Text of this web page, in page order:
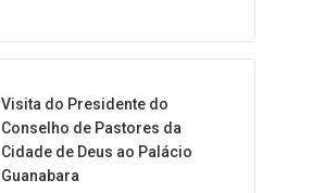
Visita do Presidente do
Conselho de Pastores da
Cidade de Deus ao Palácio
Guanabara